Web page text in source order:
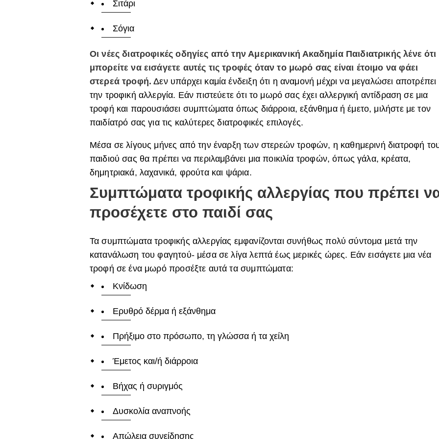
Σιτάρι
Σόγια
Οι νέες διατροφικές οδηγίες από την Αμερικανική Ακαδημία Παιδιατρικής λένε ότι
μπορείτε να εισάγετε αυτές τις τροφές όταν το μωρό σας είναι έτοιμο να φάει
στερεά τροφή. Δεν υπάρχει καμία ένδειξη ότι η αναμονή μέχρι να μεγαλώσει αποτρέπει
την τροφική αλλεργία. Εάν πιστεύετε ότι το μωρό σας έχει αλλεργική αντίδραση σε μια
τροφή και παρουσιάσει συμπτώματα όπως διάρροια, εξάνθημα ή έμετο, μιλήστε με τον
παιδίατρό σας για τις καλύτερες διατροφικές επιλογές.
Μέσα σε λίγους μήνες από την έναρξη των στερεών τροφών, η καθημερινή διατροφή
παιδιού σας θα πρέπει να περιλαμβάνει μια ποικιλία τροφών, όπως γάλα, κρέατα,
δημητριακά, λαχανικά, φρούτα και ψάρια.
Συμπτώματα τροφικής αλλεργίας που πρέπει
προσέχετε στο παιδί σας
Τα συμπτώματα τροφικής αλλεργίας εμφανίζονται συνήθως πολύ σύντομα μετά την
κατανάλωση του φαγητού- μέσα σε λίγα λεπτά έως μερικές ώρες. Εάν εισάγετε μια νέα
τροφή σε ένα μωρό προσέξτε αυτά τα συμπτώματα:
Κνίδωση
Ερυθρό δέρμα ή εξάνθημα
Πρήξιμο στο πρόσωπο, τη γλώσσα ή τα χείλη
Έμετος και/ή διάρροια
Βήχας ή συριγμός
Δυσκολία αναπνοής
Απώλεια συνείδησης